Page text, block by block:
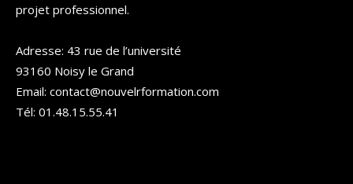
projet professionnel.
Adresse: 43 rue de l’université
93160 Noisy le Grand
Email: contact@nouvelrformation.com
Tél: 01.48.15.55.41